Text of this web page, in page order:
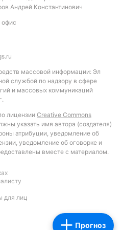
Прогноз
Андрей Константинович
офис
массовой информации: Эл
службой по надзору в сфере
и массовых коммуникаций
лицензии Creative Commons
указать имя автора (создателя)
атрибуции, уведомление об
уведомление об оговорке и
вместе с материалом.
для лиц